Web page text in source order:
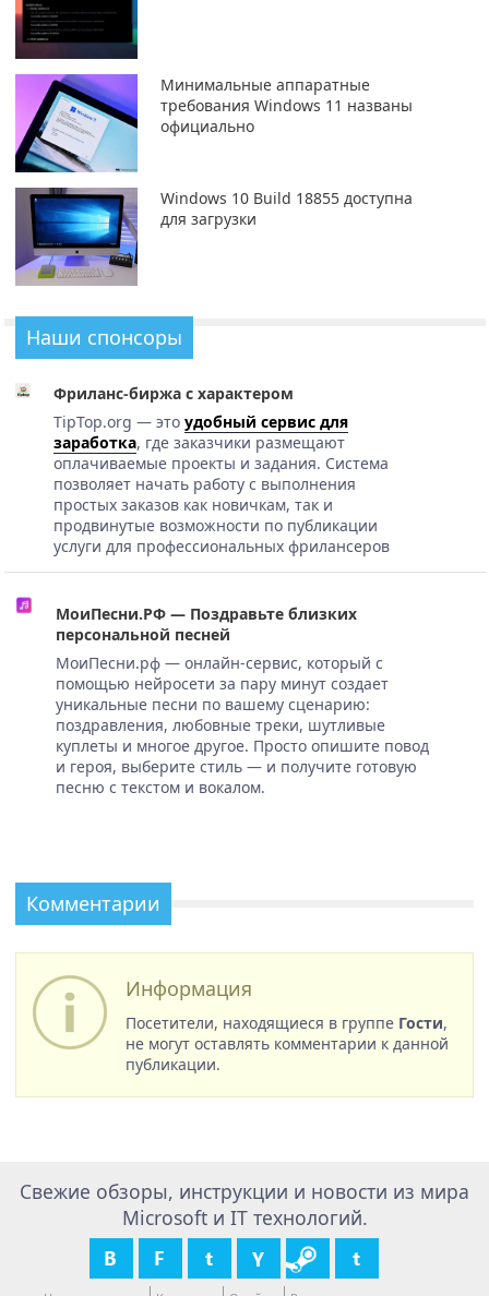
Минимальные аппаратные
требования Windows 11 названы
официально
Windows 10 Build 18855 доступна
для загрузки
Наши спонсоры
Фриланс-биржа с характером
TipTop.org — это удобный сервис для
заработка, где заказчики размещают
оплачиваемые проекты и задания. Система
позволяет начать работу с выполнения
простых заказов как новичкам, так и
продвинутые возможности по публикации
услуги для профессиональных фрилансеров
МоиПесни.РФ — Поздравьте близких
персональной песней
МоиПесни.рф — онлайн-сервис, который с
помощью нейросети за пару минут создает
уникальные песни по вашему сценарию:
поздравления, любовные треки, шутливые
куплеты и многое другое. Просто опишите повод
и героя, выберите стиль — и получите готовую
песню с текстом и вокалом.
Комментарии
Информация
Посетители, находящиеся в группе Гости,
не могут оставлять комментарии к данной
публикации.
Свежие обзоры, инструкции и новости из мира
Microsoft и IT технологий.